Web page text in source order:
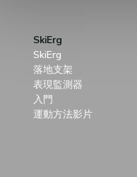
SkiErg
SkiErg
落地支架
表現監測器
入門
運動方法影片